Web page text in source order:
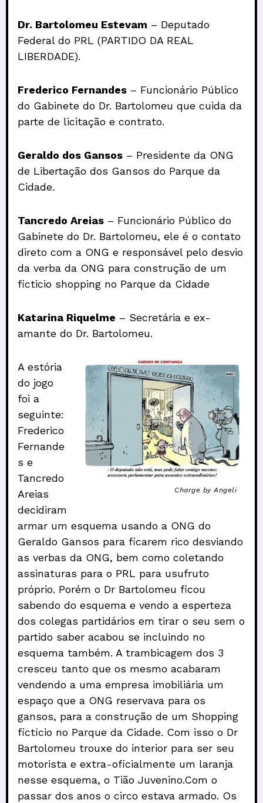
Dr. Bartolomeu Estevam – Deputado
Federal do PRL (PARTIDO DA REAL
LIBERDADE).
Frederico Fernandes – Funcionário Público
do Gabinete do Dr. Bartolomeu que cuida da
parte de licitação e contrato.
Geraldo dos Gansos – Presidente da ONG
de Libertação dos Gansos do Parque da
Cidade.
Tancredo Areias – Funcionário Público do
Gabinete do Dr. Bartolomeu, ele é o contato
direto com a ONG e responsável pelo desvio
da verba da ONG para construção de um
ficticio shopping no Parque da Cidade
Katarina Riquelme – Secretária e ex-
amante do Dr. Bartolomeu.
Charge by Angeli
A estória
do jogo
foi a
seguinte:
Frederico
Fernande
s e
Tancredo
Areias
decidiram
armar um esquema usando a ONG do
Geraldo Gansos para ficarem rico desviando
as verbas da ONG, bem como coletando
assinaturas para o PRL para usufruto
próprio. Porém o Dr Bartolomeu ficou
sabendo do esquema e vendo a esperteza
dos colegas partidários em tirar o seu sem o
partido saber acabou se incluindo no
esquema também. A trambicagem dos 3
cresceu tanto que os mesmo acabaram
vendendo a uma empresa imobiliária um
espaço que a ONG reservava para os
gansos, para a construção de um Shopping
fictício no Parque da Cidade. Com isso o Dr
Bartolomeu trouxe do interior para ser seu
motorista e extra-oficialmente um laranja
nesse esquema, o Tião Juvenino.Com o
passar dos anos o circo estava armado. Os